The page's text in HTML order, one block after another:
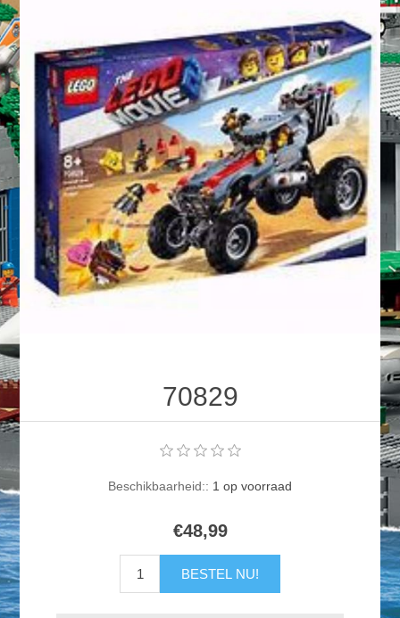
70829
Beschikbaarheid:: 1 op voorraad
€48,99
BESTEL NU!